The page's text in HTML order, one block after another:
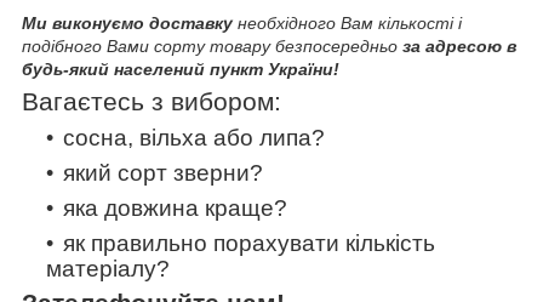
Ми виконуємо доставку необхідного Вам кількості і
подібного Вами сорту товару безпосередньо за адресою в
будь-який населений пункт України!
Вагаєтесь з вибором:
сосна, вільха або липа?
який сорт зверни?
яка довжина краще?
як правильно порахувати кількість
матеріалу?